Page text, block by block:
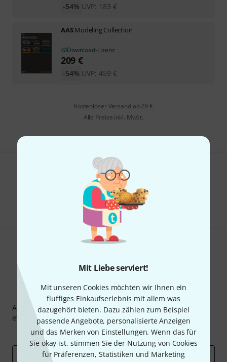
Mit Liebe serviert!
Mit unseren Cookies möchten wir Ihnen ein
fluffiges Einkaufserlebnis mit allem was
dazugehört bieten. Dazu zählen zum Beispiel
passende Angebote, personalisierte Anzeigen
und das Merken von Einstellungen. Wenn das für
Sie okay ist, stimmen Sie der Nutzung von Cookies
für Präferenzen, Statistiken und Marketing
UVP: 183 €
-54%
AASModeling Collection
Download-Lizenz
209 €
UVP: 459 €
-54%
Kostenloser Versand ab 29 €
Alle Preise inkl. MwSt.
Gefällt Ihnen, was Sie sehen?
Teilen Hilfe & Feedback
Thomann Newsletter
Abonniere den Thomann Newsletter und gewinne mit
etwas Glück einen von50 Gutscheinenüber jeweils50€
Inspirierende Beiträge
Deals Thomann Insights
E-Mail-Adresse*